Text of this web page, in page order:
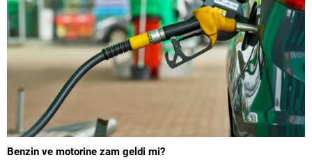
Benzin ve motorine zam geldi mi?